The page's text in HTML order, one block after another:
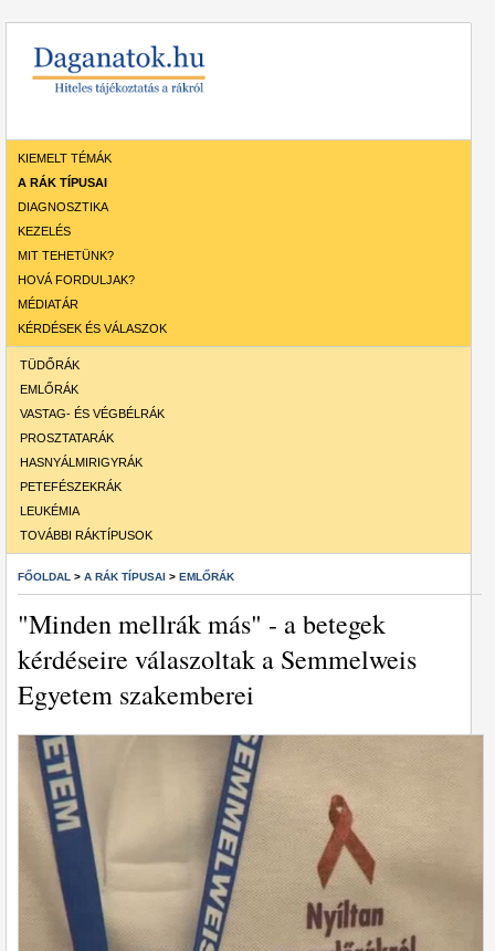
KIEMELT TÉMÁK
A RÁK TÍPUSAI
DIAGNOSZTIKA
KEZELÉS
MIT TEHETÜNK?
HOVÁ FORDULJAK?
MÉDIATÁR
KÉRDÉSEK ÉS VÁLASZOK
TÜDŐRÁK
EMLŐRÁK
VASTAG- ÉS VÉGBÉLRÁK
PROSZTATARÁK
HASNYÁLMIRIGYRÁK
PETEFÉSZEKRÁK
LEUKÉMIA
TOVÁBBI RÁKTÍPUSOK
FŐOLDAL > A RÁK TÍPUSAI > EMLŐRÁK
"Minden mellrák más" - a betegek
kérdéseire válaszoltak a Semmelweis
Egyetem szakemberei